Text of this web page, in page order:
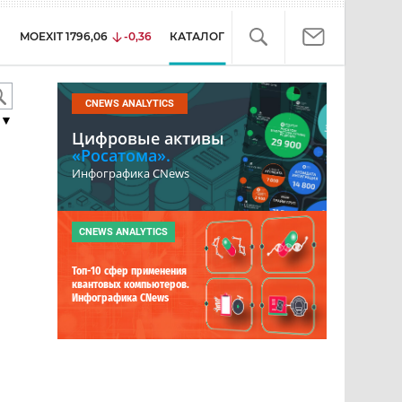
MOEXIT 1796,06 -0,36 КАТАЛОГ
▼
CNEWS ANALYTICS
Цифровые активы
«Росатома».
Инфографика CNews
CNEWS ANALYTICS
Топ-10 сфер применения
квантовых компьютеров.
Инфографика CNews